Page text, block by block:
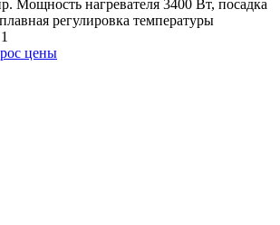
Мощность нагревателя 3400 Вт, посадка
регулировка температуры
цены